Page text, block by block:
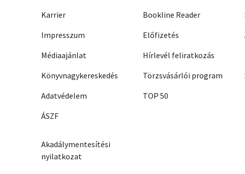
Karrier
Impresszum
Médiaajánlat
Könyvnagykereskedés
Adatvédelem
ÁSZF
Akadálymentesítési
nyilatkozat
Bookline Reader
Előfizetés
Hírlevél feliratkozás
Törzsvásárlói program
TOP 50